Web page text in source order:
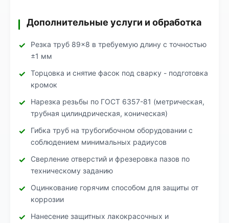
Дополнительные услуги и обработка
Резка труб 89×8 в требуемую длину с точностью
±1 мм
Торцовка и снятие фасок под сварку - подготовка
кромок
Нарезка резьбы по ГОСТ 6357-81 (метрическая,
трубная цилиндрическая, коническая)
Гибка труб на трубогибочном оборудовании с
соблюдением минимальных радиусов
Сверление отверстий и фрезеровка пазов по
техническому заданию
Оцинкование горячим способом для защиты от
коррозии
Нанесение защитных лакокрасочных и